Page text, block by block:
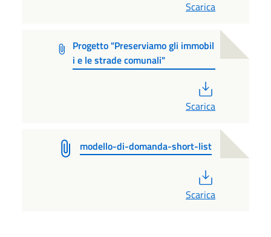
Scarica
Progetto "Preserviamo gli immobil
i e le strade comunali"
Scarica
modello-di-domanda-short-list
Scarica